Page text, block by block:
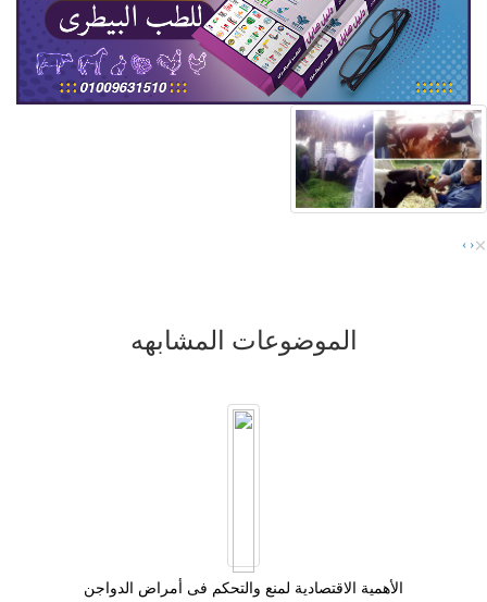
‹
› ×
الموضوعات المشابهه
الأهمية الاقتصادية لمنع والتحكم فى أمراض الدواجن